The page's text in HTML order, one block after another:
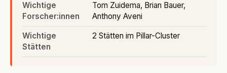
Wichtige
Forscher:innen
Tom Zuidema, Brian Bauer,
Anthony Aveni
Wichtige
Stätten
2 Stätten im Pillar-Cluster